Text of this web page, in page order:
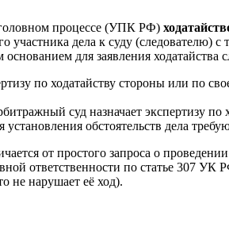
процессе (УПК РФ)
дела к суду (следователю) с
для заявления ходатайства
по ходатайству стороны или по
суд назначает экспертизу по
обстоятельств дела
от простого запроса о
ответственности по статье 307
не нарушает её ход).